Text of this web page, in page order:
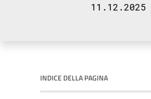
11.12.2025
INDICE DELLA PAGINA